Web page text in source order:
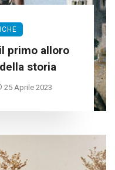
primo alloro
storia
25 Aprile 2023